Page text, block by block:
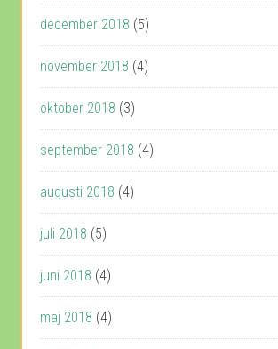
december 2018 (5)
november 2018 (4)
oktober 2018 (3)
september 2018 (4)
augusti 2018 (4)
juli 2018 (5)
juni 2018 (4)
maj 2018 (4)